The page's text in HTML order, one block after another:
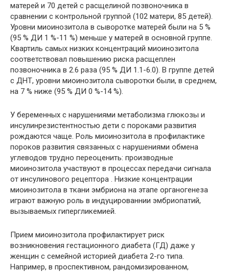
матерей и 70 детей с расщелиной позвоночника в
сравнении с контрольной группой (102 матери, 85 детей).
Уровни миоинозитола в сыворотке матерей были на 5 %
(95 % ДИ 1 %-11 %) меньше у матерей в основной группе.
Квартиль самых низких концентраций миоинозитола
соответствовал повышению риска расщеплен
позвоночника в 2.6 раза (95 % ДИ 1.1-6.0). В группе детей
с ДНТ, уровни миоинозитола сыворотки были, в среднем,
на 7 % ниже (95 % ДИ 0 %-14 %).
У беременных с нарушениями метаболизма глюкозы и
инсулинрезистентностью дети с пороками развития
рождаются чаще. Роль миоинозитола в профилактике
пороков развития связанных с нарушениями обмена
углеводов трудно переоценить: производные
миоинозитола участвуют в процессах передачи сигнала
от инсулинового рецептора . Низкие концентрации
миоинозитола в ткани эмбриона на этапе органогенеза
играют важную роль в индуцированнии эмбриопатий,
вызываемых гипергликемией.
Прием миоинозитола профилактирует риск
возникновения гестационного диабета (ГД) даже у
женщин с семейной историей диабета 2-го типа.
Например, в проспективном, рандомизированном,